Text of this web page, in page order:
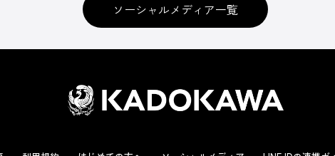
ソーシャルメディア一覧